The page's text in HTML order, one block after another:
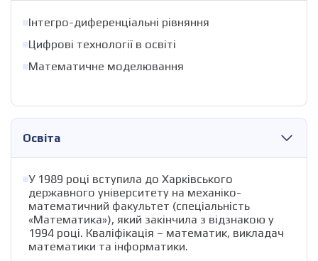
Інтегро-диференціальні рівняння
Цифрові технології в освіті
Математичне моделювання
Освіта
У 1989 році вступила до Харківського
державного університету на механіко-
математичний факультет (спеціальність
«Математика»), який закінчила з відзнакою у
1994 році. Кваліфікація – математик, викладач
математики та інформатики.